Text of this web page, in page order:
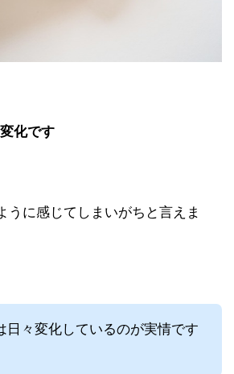
化です
うに感じてしまいがちと言えま
日々変化しているのが実情です